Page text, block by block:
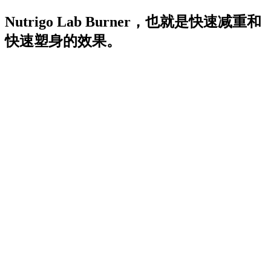
Nutrigo Lab Burner，也就是快速减重和
快速塑身的效果。